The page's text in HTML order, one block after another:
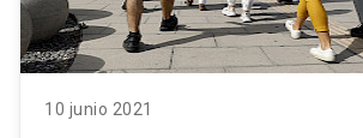
10 junio 2021